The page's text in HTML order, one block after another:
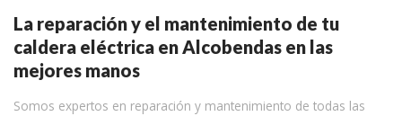
La reparación y el mantenimiento de tu
caldera eléctrica en Alcobendas en las
mejores manos
Somos expertos en reparación y mantenimiento de todas las